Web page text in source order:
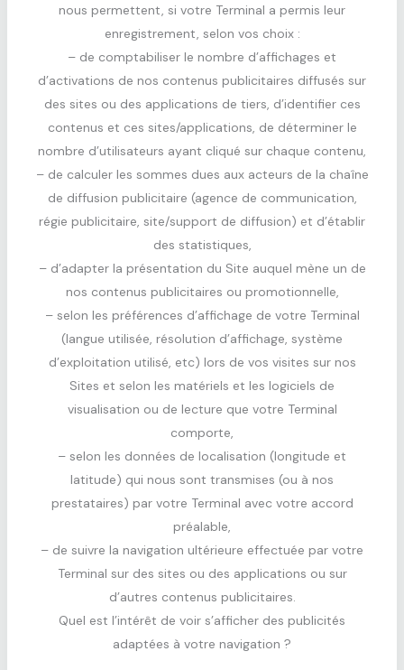
nous permettent, si votre Terminal a permis leur
enregistrement, selon vos choix :
– de comptabiliser le nombre d’affichages et
d’activations de nos contenus publicitaires diffusés sur
des sites ou des applications de tiers, d’identifier ces
contenus et ces sites/applications, de déterminer le
nombre d’utilisateurs ayant cliqué sur chaque contenu,
– de calculer les sommes dues aux acteurs de la chaîne
de diffusion publicitaire (agence de communication,
régie publicitaire, site/support de diffusion) et d’établir
des statistiques,
– d’adapter la présentation du Site auquel mène un de
nos contenus publicitaires ou promotionnelle,
– selon les préférences d’affichage de votre Terminal
(langue utilisée, résolution d’affichage, système
d’exploitation utilisé, etc) lors de vos visites sur nos
Sites et selon les matériels et les logiciels de
visualisation ou de lecture que votre Terminal
comporte,
– selon les données de localisation (longitude et
latitude) qui nous sont transmises (ou à nos
prestataires) par votre Terminal avec votre accord
préalable,
– de suivre la navigation ultérieure effectuée par votre
Terminal sur des sites ou des applications ou sur
d’autres contenus publicitaires.
Quel est l’intérêt de voir s’afficher des publicités
adaptées à votre navigation ?